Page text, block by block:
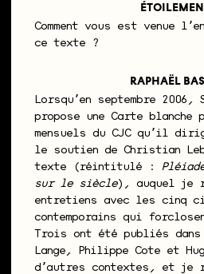
Comment vous est venue
ce texte ?
RAPHAËL
Lorsquʼen septembre 2006,
propose une Carte blanche
mensuels du CJC quʼil
le soutien de Christian
texte (réintitulé :
sur le siècle), auquel je
entretiens avec les cinq
contemporains qui
Trois ont été publiés dans
Lange, Philippe Cote et
dʼautres contextes, et je